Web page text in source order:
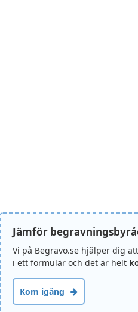
Jämför
Vi på Begravo.se hjälper dig
i ett formulär och det är helt
Kom igång